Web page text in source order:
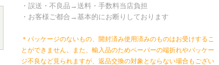
・誤送・不良品→送料・手数料当店負担
・お客様ご都合→基本的にお断りしております
＊パッケージのないもの、開封済み使用済みのものはお受けするこ
とができません。また、輸入品のためペーパーの端折れやパッケー
ジ不良など見られますが、返品交換の対象とならない場合もござい